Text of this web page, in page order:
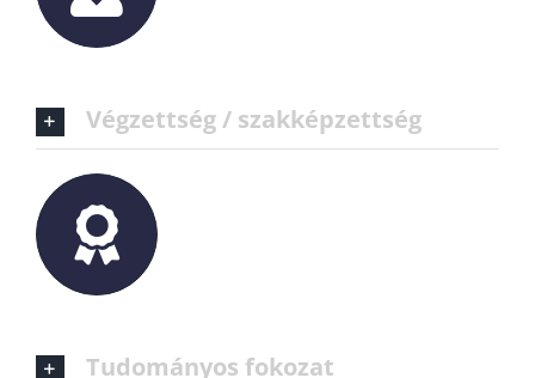
Végzettség / szakképzettség
Tudományos fokozat